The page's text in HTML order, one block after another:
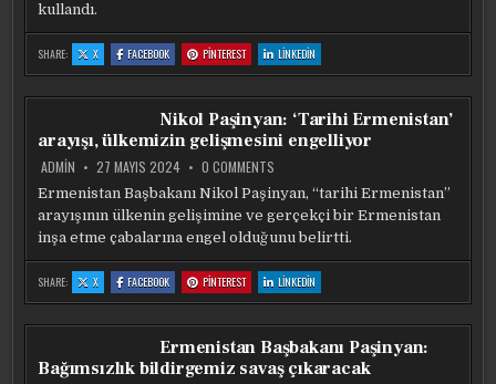
kullandı.
SHARE: X:
ZELENSKY:
PUTIN’IN
UZATMAK
GÖRECEĞIZ
FACEBOOK:
ZELENSKY:
PUTIN’IN
UZATMAK
BAHANELERINI
GÖRECEĞIZ
PINTEREST:
ZELENSKY:
PUTIN’IN
UZATMAK
BAHANELERINI
GÖRECEĞIZ
LINKEDIN
ZELENSKY:
PUTIN’IN
UZATMAK
BAHANELERINI
GÖRECEĞIZ
Nikol Paşinyan: ‘Tarihi Ermenistan’
arayışı, ülkemizin gelişmesini engelliyor
ADMIN 27 MAYIS 2024 0 COMMENTS
PAŞINYAN:
‘TARIHI
ERMENISTAN’
ARAYIŞI,
ÜLKEMIZIN
GELIŞMESINI
ENGELLIYOR
Ermenistan Başbakanı Nikol Paşinyan, “tarihi Ermenistan”
arayışının ülkenin gelişimine ve gerçekçi bir Ermenistan
inşa etme çabalarına engel olduğunu belirtti.
SHARE: X:
NIKOL
PAŞINYAN:
ERMENISTAN’
GELIŞMESINI
ENGELLIYOR
FACEBOOK:
NIKOL
PAŞINYAN:
ERMENISTAN’
ÜLKEMIZIN
GELIŞMESINI
ENGELLIYOR
PINTEREST:
NIKOL
PAŞINYAN:
ERMENISTAN’
ÜLKEMIZIN
GELIŞMESINI
ENGELLIYOR
LINKEDIN
NIKOL
PAŞINYAN:
ERMENISTAN’
ÜLKEMIZIN
GELIŞMESINI
ENGELLIYOR
Ermenistan Başbakanı Paşinyan:
Bağımsızlık bildirgemiz savaş çıkaracak